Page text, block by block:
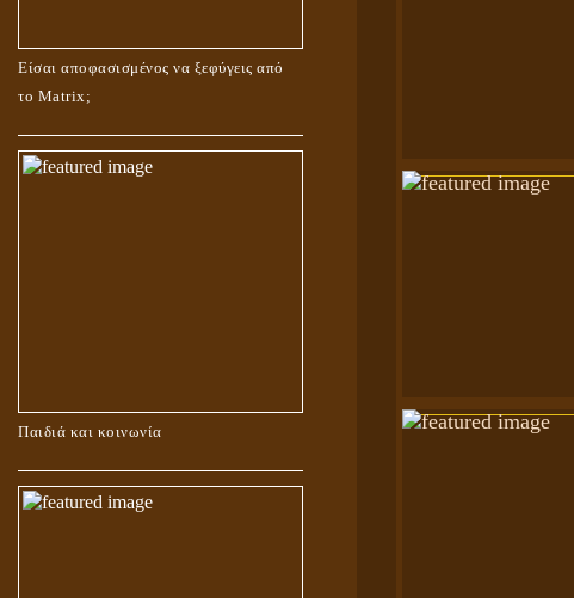
Είσαι αποφασισμένος να ξεφύγεις από
το Matrix;
Παιδιά και κοινωνία